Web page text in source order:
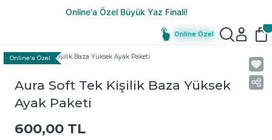
Online Özel
Online'a Özel
Aura Soft Tek Kişilik Baza Yüksek
Ayak Paketi
600,00 TL